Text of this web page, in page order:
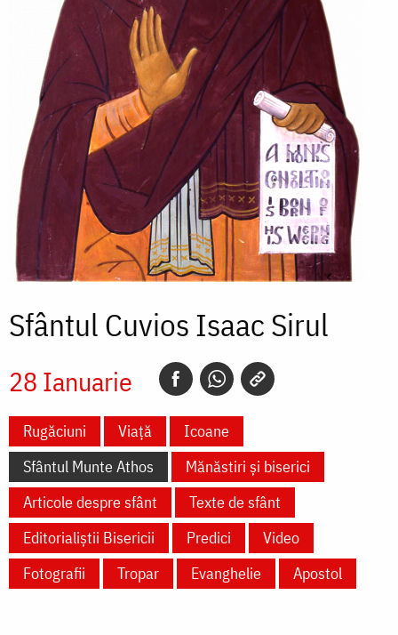
Sfântul Cuvios Isaac Sirul
28 Ianuarie
Rugăciuni Viață
Icoane
Sfântul Munte Athos
Mănăstiri și biserici
Articole despre sfânt
Texte de sfânt
Editorialiștii Bisericii
Predici
Video
Fotografii
Tropar Evanghelie Apostol